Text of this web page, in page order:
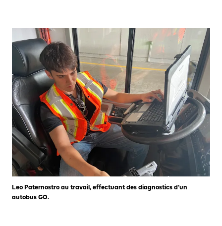
Leo Paternostro au travail, effectuant des diagnostics d’un
autobus GO.